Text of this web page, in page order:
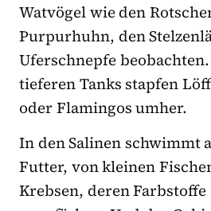
Watvögel wie den
Purpurhuhn, den
Uferschnepfe
tieferen Tanks stapfen
oder Flamingos umher.
In den Salinen schwimmt
Futter, von kleinen
Krebsen, deren